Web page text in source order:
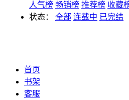
人气榜 畅销榜 推荐榜 收藏
状态：
全部 连载中 已完结
首页
书架
客服